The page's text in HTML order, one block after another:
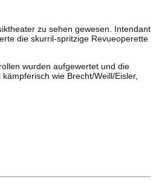
zu sehen gewesen. Intendant
die skurril-spritzige Revueoperette
wurden aufgewertet und die
wie Brecht/Weill/Eisler,